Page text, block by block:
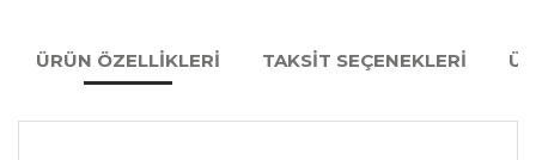
ÜRÜN ÖZELLİKLERİ TAKSİT SEÇENEKLERİ